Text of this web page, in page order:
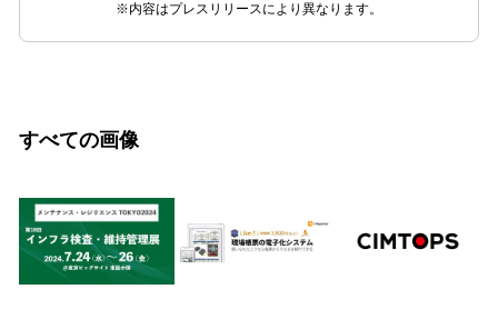
※内容はプレスリリースにより異なります。
すべての画像